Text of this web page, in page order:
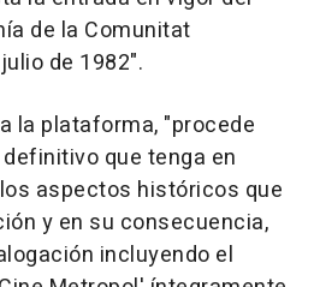
de la Comunitat
de 1982".
la plataforma, "procede
que tenga en
aspectos históricos que
y en su consecuencia,
incluyendo el